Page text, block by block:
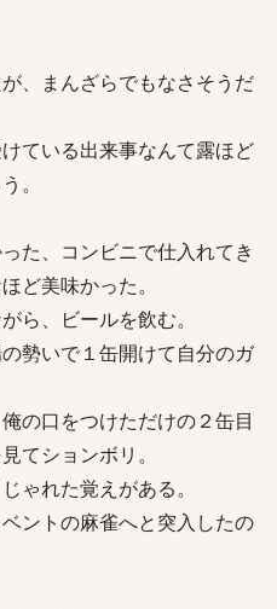
、まんざらでもなさそうだ
ている出来事なんて露ほど
。
た、コンビニで仕入れてき
ど美味かった。
ら、ビールを飲む。
勢いで１缶開けて自分のガ
の口をつけただけの２缶目
てションボリ。
ゃれた覚えがある。
ントの麻雀へと突入したの